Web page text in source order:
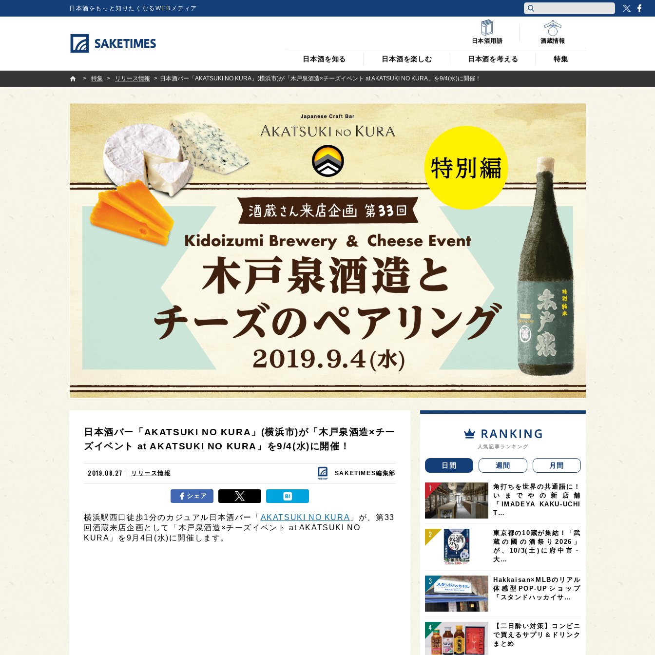
日本酒をもっと知りたくなるWEBメディア
日本酒を知る 日本酒を楽しむ 日本酒を考える 特集
日本酒用語 酒蔵情報
SAKETIMES
特集
リリース情報 日本酒バー「AKATSUKI NO KURA」(横浜市)が「木戸泉酒造×チーズイベント at AKATSUKI NO KURA」を9/4(水)に開催！
日本酒バー「AKATSUKI NO KURA」(横浜市)が「木戸泉酒造×チー
ズイベント at AKATSUKI NO KURA」を9/4(水)に開催！
2019.08.27 リリース情報 SAKETIMES編集部
シェア
横浜駅西口徒歩1分のカジュアル日本酒バー「 AKATSUKI NO KURA 」が、第33
回酒蔵来店企画として「木戸泉酒造×チーズイベント at AKATSUKI NO
KURA」を9月4日(水)に開催します。
人気記事ランキング
日間 週間 月間
角打ちを世界の共通語に！
いまでやの新店舗
「IMADEYA KAKU-UCHI
T…
東京都の10蔵が集結！「武
蔵の國の酒祭り2026」
が、10/3(土)に府中市・
大…
Hakkaisan×MLBのリアル
体感型POP-UPショップ
「スタンドハッカイサ…
【二日酔い対策】コンビニ
で買えるサプリ＆ドリンク
まとめ